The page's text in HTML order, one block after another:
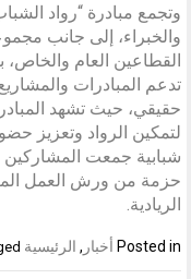
وتجمع مبادرة “رواد
والخبراء، إلى جانب
القطاعين العام والخاص،
تدعم المبادرات
حقيقي، حيث تشهد
لتمكين الرواد وتعزيز
شبابية جمعت
حزمة من ورش العمل
الريادية.
Posted in أخبار , الرئيسية